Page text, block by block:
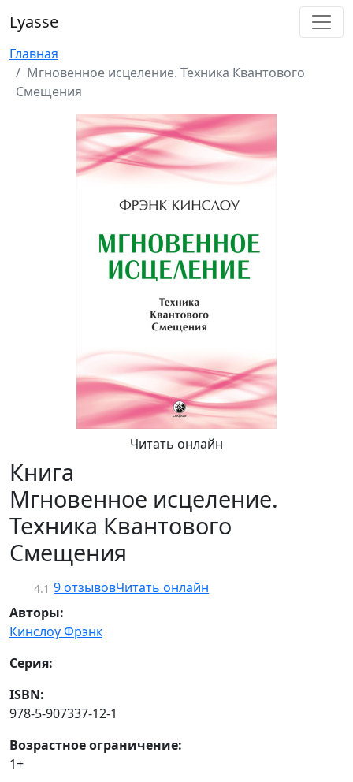
Lyasse
Главная
Мгновенное исцеление. Техника Квантового
Смещения
Читать онлайн
Книга
Мгновенное исцеление.
Техника Квантового
Смещения
4.1 9 отзывовЧитать онлайн
Авторы:
Кинслоу Фрэнк
Серия:
ISBN:
978-5-907337-12-1
Возрастное ограничение:
1+